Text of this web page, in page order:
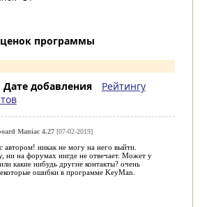
программы
Дате добавления
Рейтингу
Maniac 4.27[07-02-2019]
автором! никак не могу на него выйти.
ни на форумах нигде не отвечает. Может у
какие нибудь другие контакты? очень
ошибки в программе KeyMan.